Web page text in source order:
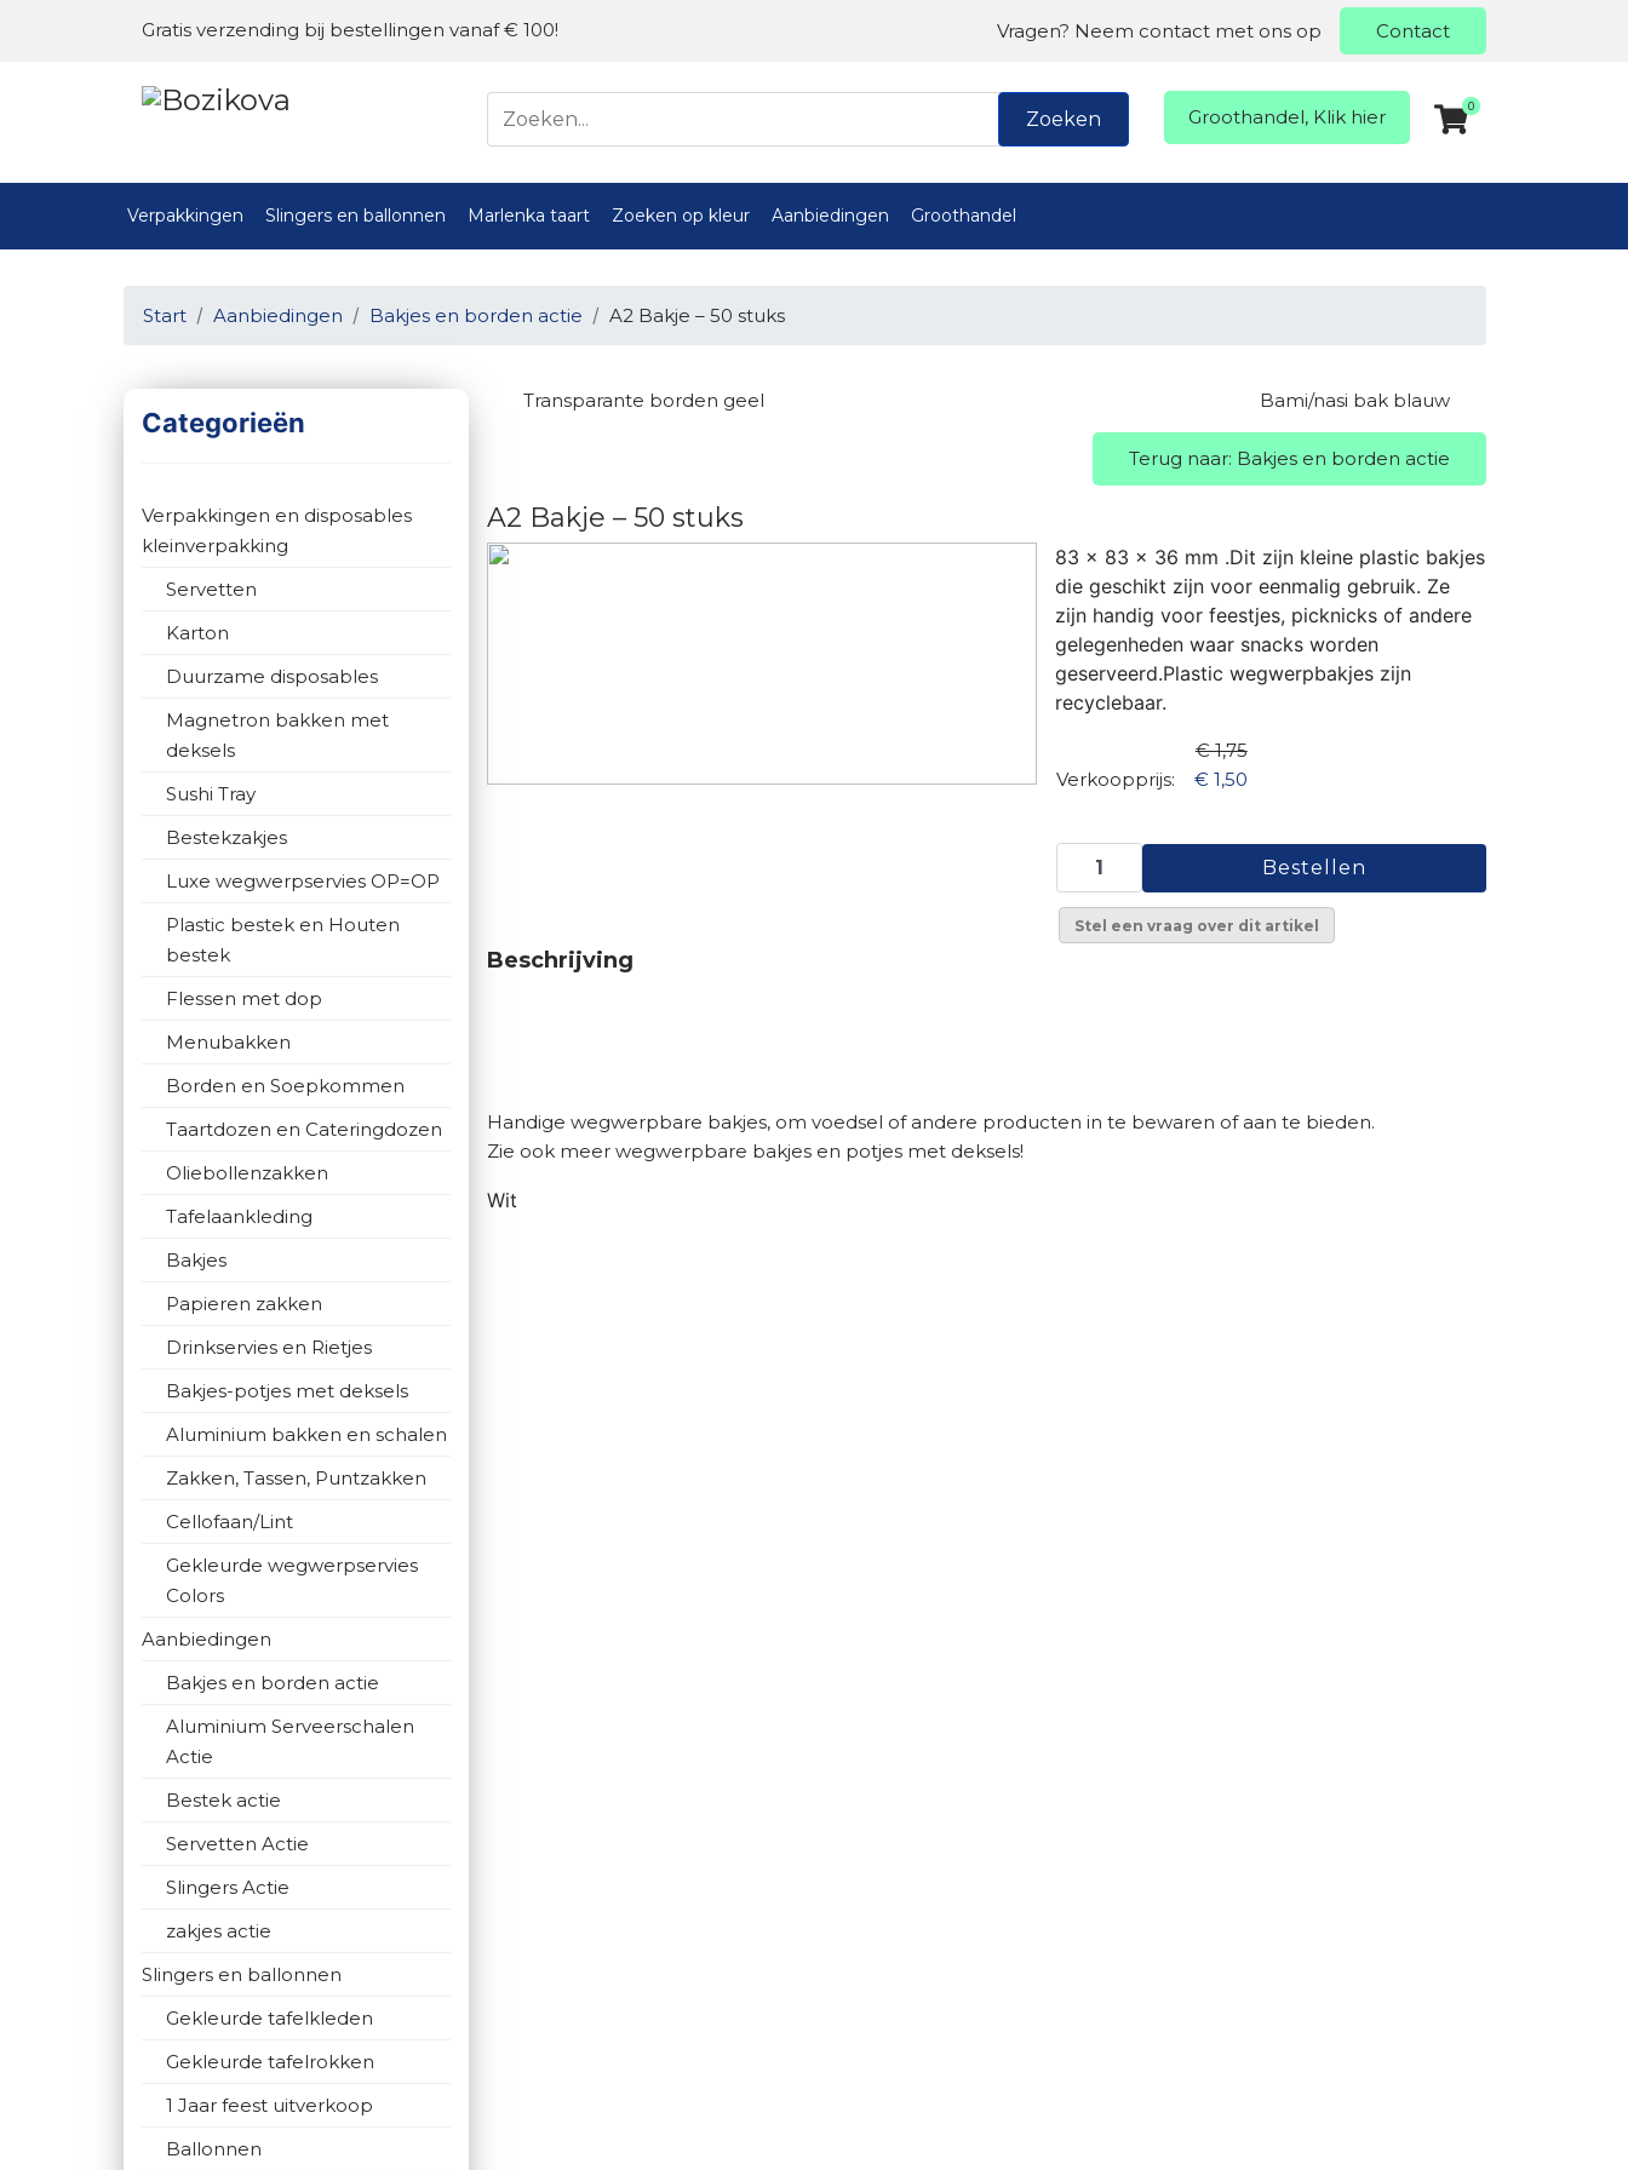
Gratis verzending bij bestellingen vanaf € 100! Vragen? Neem contact met ons op Contact
Zoeken Groothandel, Klik hier 0
Verpakkingen Slingers en ballonnen Marlenka taart Zoeken op kleur Aanbiedingen Groothandel
Start Aanbiedingen Bakjes en borden actie A2 Bakje – 50 stuks
Categorieën
Verpakkingen en disposables
kleinverpakking
Servetten
Karton
Duurzame disposables
Magnetron bakken met
deksels
Sushi Tray
Bestekzakjes
Luxe wegwerpservies OP=OP
Plastic bestek en Houten
bestek
Flessen met dop
Menubakken
Borden en Soepkommen
Taartdozen en Cateringdozen
Oliebollenzakken
Tafelaankleding
Bakjes
Papieren zakken
Drinkservies en Rietjes
Bakjes-potjes met deksels
Aluminium bakken en schalen
Zakken, Tassen, Puntzakken
Cellofaan/Lint
Gekleurde wegwerpservies
Colors
Aanbiedingen
Bakjes en borden actie
Aluminium Serveerschalen
Actie
Bestek actie
Servetten Actie
Slingers Actie
zakjes actie
Slingers en ballonnen
Gekleurde tafelkleden
Gekleurde tafelrokken
1 Jaar feest uitverkoop
Ballonnen
Transparante borden geel Bami/nasi bak blauw
Terug naar: Bakjes en borden actie
A2 Bakje – 50 stuks
83 x 83 x 36 mm .Dit zijn kleine plastic bakjes
die geschikt zijn voor eenmalig gebruik. Ze
zijn handig voor feestjes, picknicks of andere
gelegenheden waar snacks worden
geserveerd.Plastic wegwerpbakjes zijn
recyclebaar.
€ 1,75
Verkoopprijs:
€ 1,50
Stel een vraag over dit artikel
Beschrijving
Handige wegwerpbare bakjes, om voedsel of andere producten in te bewaren of aan te bieden.
Zie ook meer wegwerpbare bakjes en potjes met deksels!
Wit